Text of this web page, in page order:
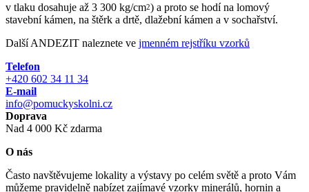
v tlaku dosahuje až 3 300 kg/cm2) a proto se hodí na lomový
stavební kámen, na štěrk a drtě, dlažební kámen a v sochařství.
Další ANDEZIT naleznete ve jmenném rejstříku vzorků
Telefon
+420 602 34 11 34
E-mail
info@pomuckyskolni.cz
Doprava
Nad 4 000 Kč zdarma
O nás
Často navštěvujeme lokality a výstavy po celém světě a proto Vám
můžeme pravidelně nabízet zajímavé vzorky minerálů, hornin a